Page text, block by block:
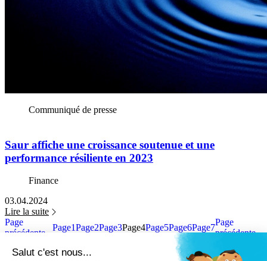
Communiqué de presse
Saur affiche une croissance soutenue et une
performance résiliente en 2023
Finance
03.04.2024
Lire la suite
Page
précédente
Page1Page2Page3Page4Page5Page6Page7
Page
précédente
Suivez-nous